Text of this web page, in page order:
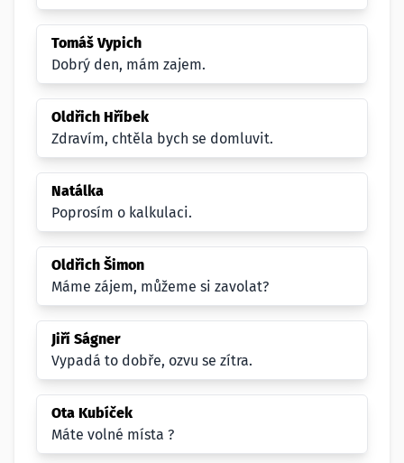
Tomáš Vypich
Dobrý den, mám zajem.
Oldřich Hříbek
Zdravím, chtěla bych se domluvit.
Natálka
Poprosím o kalkulaci.
Oldřich Šimon
Máme zájem, můžeme si zavolat?
Jiří Ságner
Vypadá to dobře, ozvu se zítra.
Ota Kubíček
Máte volné místa ?